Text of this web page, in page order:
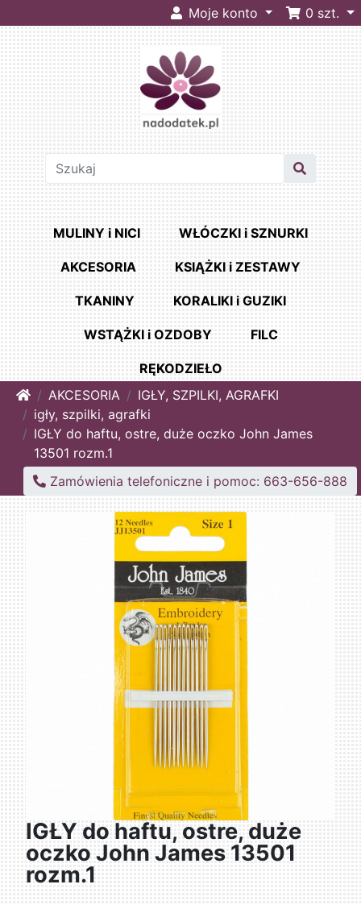
Moje konto 0 szt.
MULINY i NICI WŁÓCZKI i SZNURKI
AKCESORIA KSIĄŻKI i ZESTAWY
TKANINY KORALIKI i GUZIKI
WSTĄŻKI i OZDOBY FILC
RĘKODZIEŁO
HomeAKCESORIA
IGŁY, SZPILKI, AGRAFKI
igły, szpilki, agrafki
IGŁY do haftu, ostre, duże oczko John James
13501 rozm.1
Zamówienia telefoniczne i pomoc: 663-656-888
IGŁY do haftu, ostre, duże
oczko John James 13501
rozm.1